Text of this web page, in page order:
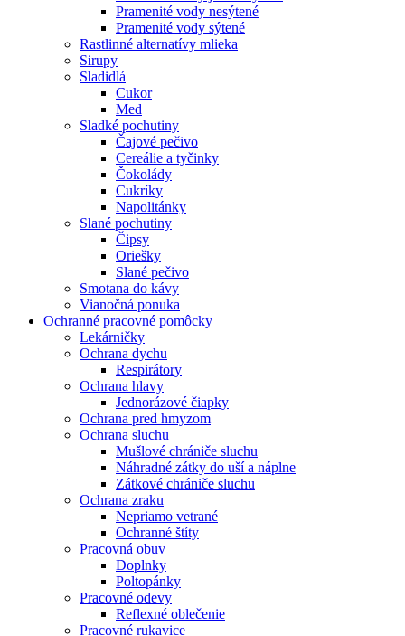
Pramenité vody nesýtené
Pramenité vody sýtené
Rastlinné alternatívy mlieka
Sirupy
Sladidlá
Cukor
Med
Sladké pochutiny
Čajové pečivo
Cereálie a tyčinky
Čokolády
Cukríky
Napolitánky
Slané pochutiny
Čipsy
Oriešky
Slané pečivo
Smotana do kávy
Vianočná ponuka
Ochranné pracovné pomôcky
Lekárničky
Ochrana dychu
Respirátory
Ochrana hlavy
Jednorázové čiapky
Ochrana pred hmyzom
Ochrana sluchu
Mušlové chrániče sluchu
Náhradné zátky do uší a náplne
Zátkové chrániče sluchu
Ochrana zraku
Nepriamo vetrané
Ochranné štíty
Pracovná obuv
Doplnky
Poltopánky
Pracovné odevy
Reflexné oblečenie
Pracovné rukavice